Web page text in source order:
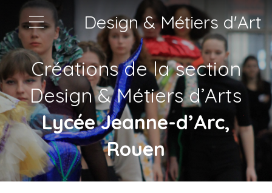
Design & Métiers d'Art
Créations de la section
Design & Métiers d’Arts
Lycée Jeanne-d’Arc,
Rouen